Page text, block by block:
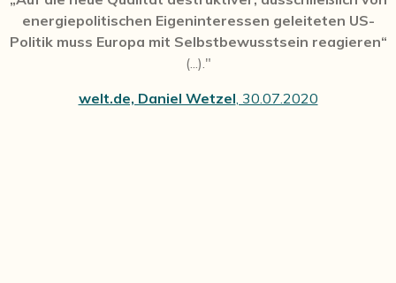
energiepolitischen Eigeninteressen geleiteten US-
Politik muss Europa mit Selbstbewusstsein reagieren“
(...)."
welt.de, Daniel Wetzel, 30.07.2020